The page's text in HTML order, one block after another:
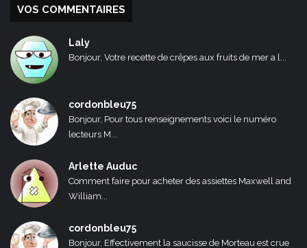
VOS COMMENTAIRES
Laly
Bonjour, Votre recette de crêpes aux fruits de mer a l...
cordonbleu75
Bonjour, Pour tous renseignements voici le numéro
lecteurs M...
Arlette Auduc
Comment faire pour acheter des assiettes Maxwell and
William...
cordonbleu75
Bonjour, Effectivement la saucisse de Morteau est crue